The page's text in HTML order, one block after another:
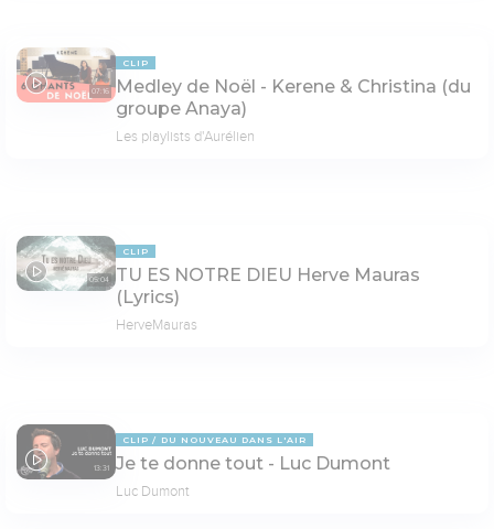
07:16
CLIP
Medley de Noël - Kerene & Christina (du
groupe Anaya)
Les playlists d'Aurélien
05:04
CLIP
TU ES NOTRE DIEU Herve Mauras
(Lyrics)
HerveMauras
13:31
CLIP DU NOUVEAU DANS L'AIR
Je te donne tout - Luc Dumont
Luc Dumont